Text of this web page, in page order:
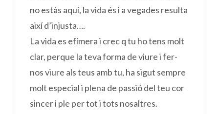
no estàs aquí, la vida és i a vegades resulta
així d’injusta….
La vida es efímera i crec q tu ho tens molt
clar, perque la teva forma de viure i fer-
nos viure als teus amb tu, ha sigut sempre
molt especial i plena de passió del teu cor
sincer i ple per tot i tots nosaltres.